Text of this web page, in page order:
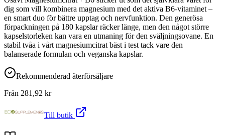
dig som vill kombinera magnesium med det aktiva B6-vitaminet –
en smart duo för bättre upptag och nervfunktion. Den generösa
förpackningen på 180 kapslar räcker länge, men den något större
kapselstorleken kan vara en utmaning för den sväljningsovane. En
stabil tvåa i vårt magnesiumcitrat bäst i test tack vare den
balanserade formulan och veganska kapslar.
Rekommenderad återförsäljare
Från 281,92 kr
Till butik